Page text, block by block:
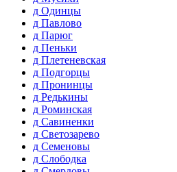
д Одинцы
д Павлово
д Парюг
д Пеньки
д Плетеневская
д Подгорцы
д Пронинцы
д Редькины
д Роминская
д Савиненки
д Светозарево
д Семеновы
д Слободка